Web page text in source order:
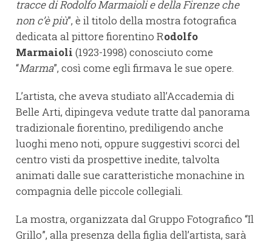
tracce di Rodolfo Marmaioli e della Firenze che
non c’è più”, è il titolo della mostra fotografica
dedicata al pittore fiorentino Rodolfo
Marmaioli (1923-1998) conosciuto come
“Marma”, così come egli firmava le sue opere.
L’artista, che aveva studiato all’Accademia di
Belle Arti, dipingeva vedute tratte dal panorama
tradizionale fiorentino, prediligendo anche
luoghi meno noti, oppure suggestivi scorci del
centro visti da prospettive inedite, talvolta
animati dalle sue caratteristiche monachine in
compagnia delle piccole collegiali.
La mostra, organizzata dal Gruppo Fotografico “Il
Grillo”, alla presenza della figlia dell’artista, sarà